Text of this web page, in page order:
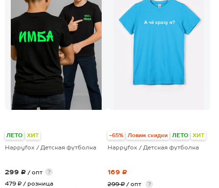
ЛЕТО ХИТ
Happyfox / Детская футболка
299 ₽ / опт
?
479 ₽ / розница
-65% Ловим скидки ЛЕТО ХИТ
Happyfox / Детская футболка
169 ₽
299 ₽ / опт
?